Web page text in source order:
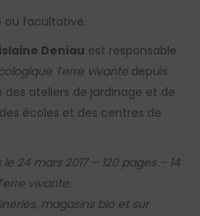
ou facultative.
Deniau est responsable
Terre vivante depuis
des ateliers de jardinage et de
écoles et des centres de
24 mars 2017 – 120 pages – 14
vivante.
magasins bio et sur